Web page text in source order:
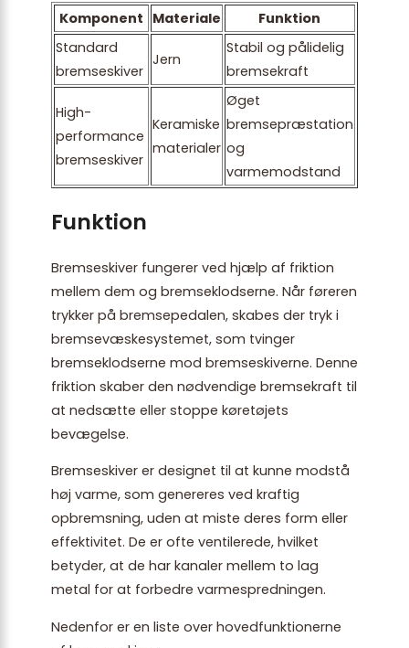
Komponent Materiale
Funktion
Standard
bremseskiver
Jern
Stabil og pålidelig
bremsekraft
High-
performance
bremseskiver
Keramiske
materialer
Øget
bremsepræstation
og
varmemodstand
Funktion
Bremseskiver fungerer ved hjælp af friktion
mellem dem og bremseklodserne. Når føreren
trykker på bremsepedalen, skabes der tryk i
bremsevæskesystemet, som tvinger
bremseklodserne mod bremseskiverne. Denne
friktion skaber den nødvendige bremsekraft til
at nedsætte eller stoppe køretøjets
bevægelse.
Bremseskiver er designet til at kunne modstå
høj varme, som genereres ved kraftig
opbremsning, uden at miste deres form eller
effektivitet. De er ofte ventilerede, hvilket
betyder, at de har kanaler mellem to lag
metal for at forbedre varmespredningen.
Nedenfor er en liste over hovedfunktionerne